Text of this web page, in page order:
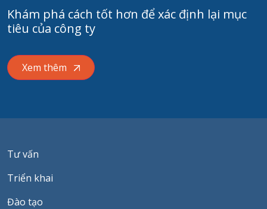
Khám phá cách tốt hơn để xác định lại mục
tiêu của công ty
Xem thêm
Tư vấn
Triển khai
Đào tạo